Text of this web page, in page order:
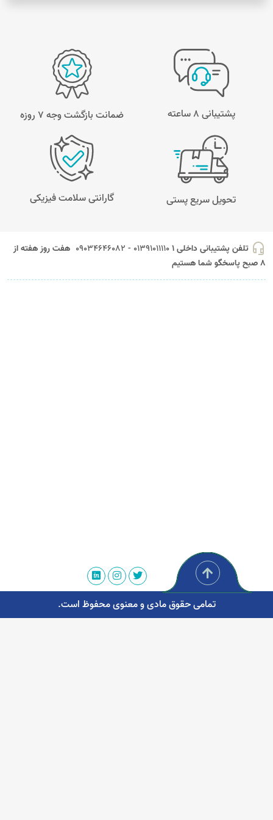
پشتیبانی 8 ساعته ضمانت بازگشت وجه ۷ روزه
تحویل سریع پستی گارانتی سلامت فیزیکی
headset_mic تلفن پشتیبانی داخلی 1 01391011110 - 09034646082
هفت روز هفته از
8 صبح پاسخگو شما هستیم
تمامی حقوق مادی و معنوی محفوظ است.